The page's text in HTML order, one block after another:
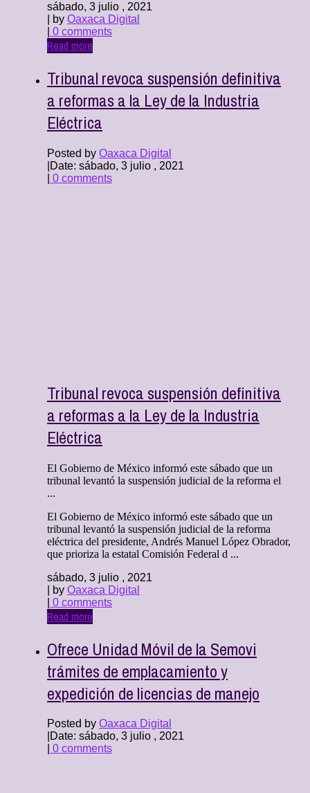
sábado, 3 julio , 2021
| by Oaxaca Digital
0 comments
Read more
Tribunal revoca suspensión definitiva
a reformas a la Ley de la Industria
Eléctrica
Posted by Oaxaca Digital
Date: sábado, 3 julio , 2021
0 comments
Tribunal revoca suspensión definitiva
a reformas a la Ley de la Industria
Eléctrica
El Gobierno de México informó este sábado que un
tribunal levantó la suspensión judicial de la reforma el
...
El Gobierno de México informó este sábado que un
tribunal levantó la suspensión judicial de la reforma
eléctrica del presidente, Andrés Manuel López Obrador,
que prioriza la estatal Comisión Federal d ...
sábado, 3 julio , 2021
| by Oaxaca Digital
0 comments
Read more
Ofrece Unidad Móvil de la Semovi
trámites de emplacamiento y
expedición de licencias de manejo
Posted by Oaxaca Digital
Date: sábado, 3 julio , 2021
0 comments